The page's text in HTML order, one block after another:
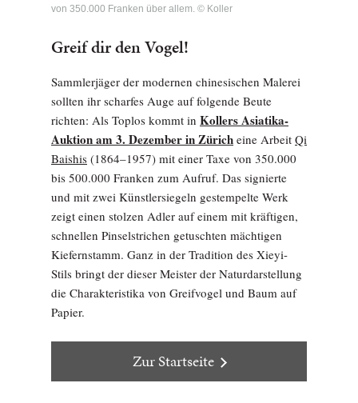
von 350.000 Franken über allem. © Koller
Greif dir den Vogel!
Sammlerjäger der modernen chinesischen Malerei
sollten ihr scharfes Auge auf folgende Beute
richten: Als Toplos kommt in Kollers Asiatika-
Auktion am 3. Dezember in Zürich eine Arbeit Qi
Baishis (1864–1957) mit einer Taxe von 350.000
bis 500.000 Franken zum Aufruf. Das signierte
und mit zwei Künstlersiegeln gestempelte Werk
zeigt einen stolzen Adler auf einem mit kräftigen,
schnellen Pinselstrichen getuschten mächtigen
Kiefernstamm. Ganz in der Tradition des Xieyi-
Stils bringt der dieser Meister der Naturdarstellung
die Charakteristika von Greifvogel und Baum auf
Papier.
Zur Startseite